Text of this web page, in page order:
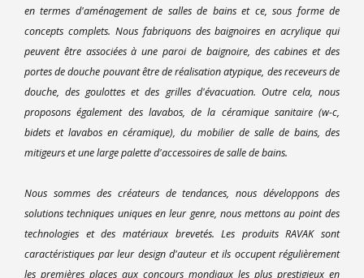
en termes d'aménagement de salles de bains et ce, sous forme de
concepts complets. Nous fabriquons des baignoires en acrylique qui
peuvent être associées à une paroi de baignoire, des cabines et des
portes de douche pouvant être de réalisation atypique, des receveurs de
douche, des goulottes et des grilles d'évacuation. Outre cela, nous
proposons également des lavabos, de la céramique sanitaire (w-c,
bidets et lavabos en céramique), du mobilier de salle de bains, des
mitigeurs et une large palette d'accessoires de salle de bains.
Nous sommes des créateurs de tendances, nous développons des
solutions techniques uniques en leur genre, nous mettons au point des
technologies et des matériaux brevetés. Les produits RAVAK sont
caractéristiques par leur design d'auteur et ils occupent régulièrement
les premières places aux concours mondiaux les plus prestigieux en